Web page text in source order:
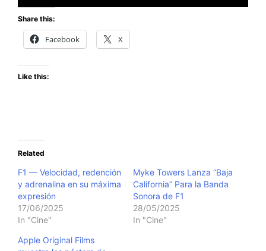
Share this:
Facebook X
Like this:
Related
F1 — Velocidad, redención
y adrenalina en su máxima
expresión
17/06/2025
In "Cine"
Myke Towers Lanza “Baja
California” Para la Banda
Sonora de F1
28/05/2025
In "Cine"
Apple Original Films